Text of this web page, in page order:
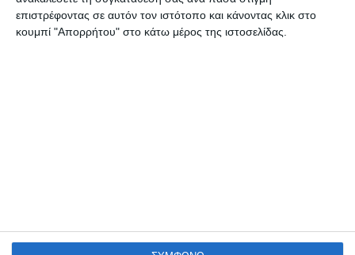
επιστρέφοντας σε αυτόν τον ιστότοπο και κάνοντας κλικ στο
κουμπί "Απορρήτου" στο κάτω μέρος της ιστοσελίδας.